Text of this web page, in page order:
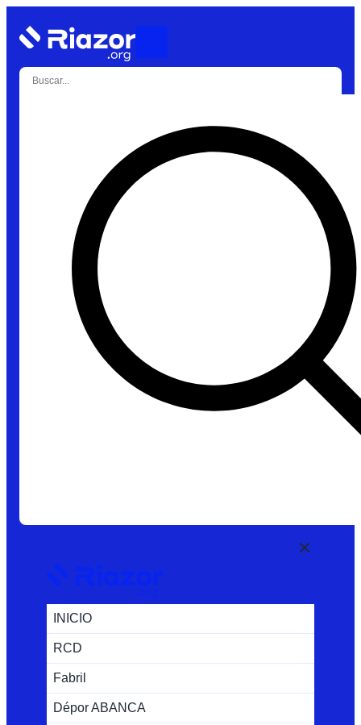
INICIO
RCD
Fabril
Dépor ABANCA